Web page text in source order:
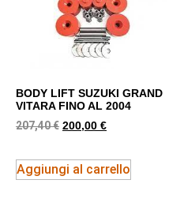
BODY LIFT SUZUKI GRAND
VITARA FINO AL 2004
207,40€ 200,00 €
Aggiungi al carrello